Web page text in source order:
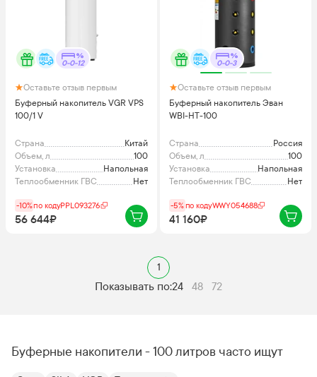
0-0-12
Оставьте отзыв первым
Буферный накопитель VGR VPS
100/1 V
Страна
Китай
Объем, л
100
Установка
Напольная
Теплообменник ГВС
Нет
-10%по кодуPPL093276
56 644₽
0-0-3
Оставьте отзыв первым
Буферный накопитель Эван
WBI-HT-100
Страна
Россия
Объем, л
100
Установка
Напольная
Теплообменник ГВС
Нет
-5%по кодуWWY054688
41 160₽
1
Показывать по:24 48 72
Буферные накопители - 100 литров часто ищут